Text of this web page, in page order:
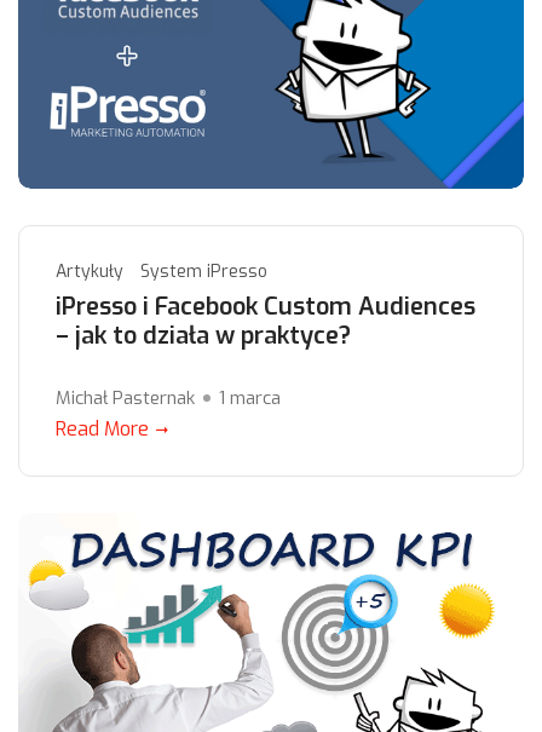
Artykuły System iPresso
iPresso i Facebook Custom Audiences
– jak to działa w praktyce?
Michał Pasternak 1 marca
Read More